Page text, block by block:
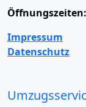
Öffnungszeiten:
Impressum
Datenschutz